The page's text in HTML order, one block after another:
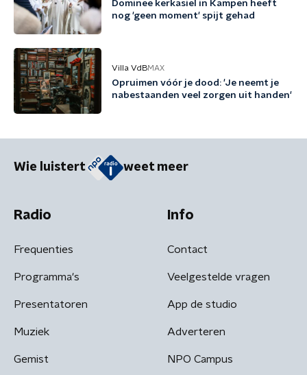
Dominee kerkasiel in Kampen heeft
nog 'geen moment' spijt gehad
Villa VdBMAX
Opruimen vóór je dood: 'Je neemt je
nabestaanden veel zorgen uit handen'
Wie luistert weet meer
Radio
Frequenties
Programma's
Presentatoren
Muziek
Gemist
Info
Contact
Veelgestelde vragen
App de studio
Adverteren
NPO Campus